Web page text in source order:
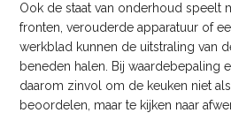
Ook de staat van onderhoud speelt
fronten, verouderde apparatuur of
werkblad kunnen de uitstraling van
beneden halen. Bij waardebepaling
daarom zinvol om de keuken niet
beoordelen, maar te kijken naar